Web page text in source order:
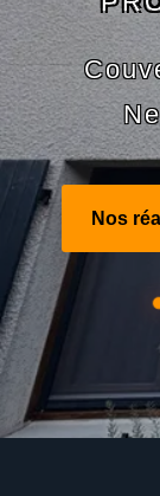
Nos